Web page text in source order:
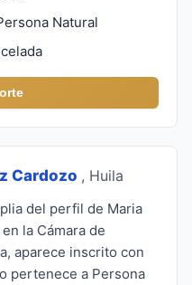
Natural
Cardozo , Huila
del perfil de Maria
la Cámara de
aparece inscrito con
pertenece a Persona